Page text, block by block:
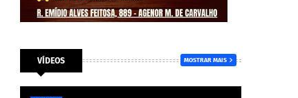
VÍDEOS MOSTRAR MAIS